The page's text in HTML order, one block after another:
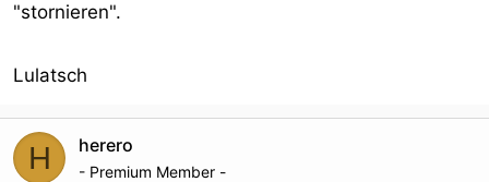
Gruß Sylar
"stornieren".
Lulatsch
H herero
- Premium Member -